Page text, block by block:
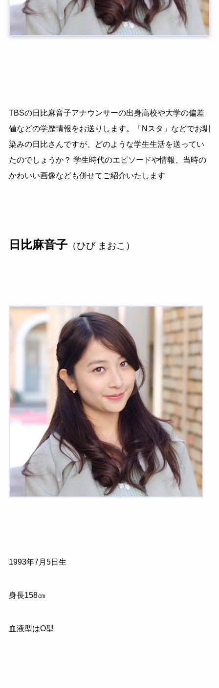
TBSの日比麻音子アナウンサーの出身高校や大学の偏差
値などの学歴情報をお送りします。「Nスタ」などでお馴
染みの日比さんですが、どのような学生生活を送ってい
たのでしょうか？ 学生時代のエピソードや情報、当時の
かわいい画像なども併せてご紹介いたします
日比麻音子（ひび まおこ）
1993年7月 5日生
身長158㎝
血液型はO型